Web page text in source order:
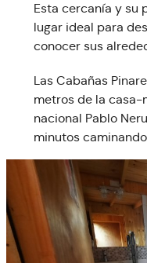
Esta cercanía y su
lugar ideal para
conocer sus
Las Cabañas
metros de la casa-
nacional Pablo
minutos